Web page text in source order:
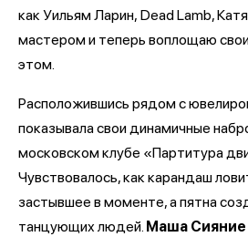
как Уильям Ларин, Dead Lamb,
мастером и теперь воплощаю
этом.
Расположившись рядом с
показывала свои динамичные
московском клубе «Партитура
Чувствовалось, как карандаш
застывшее в моменте, а пятна
танцующих людей. Маша Сияние